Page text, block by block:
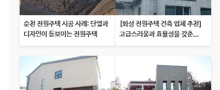
순천 전원주택 시공 사례: 단열과
디자인이 돋보이는 전원주택
[화성 전원주택 건축 업체 추천]
고급스러움과 효율성을 갖춘...